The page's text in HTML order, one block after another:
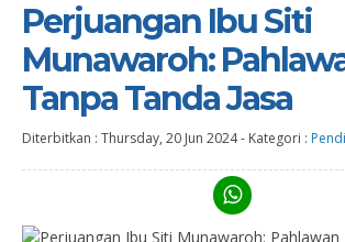
Perjuangan Ibu Siti
Munawaroh:
Tanpa Tanda Jasa
Diterbitkan : Thursday, 20 Jun 2024- Kategori :